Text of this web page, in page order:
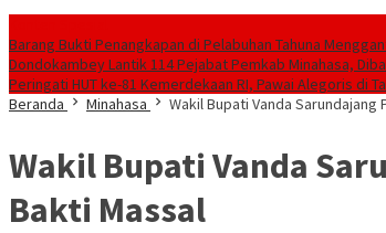
Barang Bukti Penangkapan di Pelabuhan Tahuna
Dondokambey Lantik 114 Pejabat Pemkab Minahasa,
Peringati HUT ke-81 Kemerdekaan RI, Pawai Alegoris di
Beranda
Minahasa Wakil Bupati Vanda
Wakil Bupati Vanda
Bakti Massal